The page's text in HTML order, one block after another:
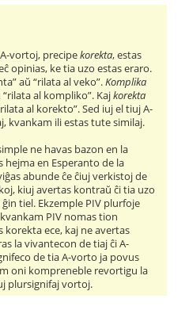
vortoj, precipekorekta, estas
opinias, ke tia uzo estas eraro.
aŭ “rilata al veko”.Komplika
al kompliko”. Kajkorekta
al korekto”. Sed iuj el tiuj A-
kvankam ili estas tute similaj.
ne havas bazon en la
hejma en Esperanto de la
abunde ĉe ĉiuj verkistoj de
kiuj avertas kontraŭ ĉi tia uzo
tiel. Ekzemple PIV plurfoje
PIV nomas tion
korekta ece, kaj ne avertas
la vivantecon de tiaj ĉi A-
de tia A-vorto ja povus
oni kompreneble revortigu la
plursignifaj vortoj.